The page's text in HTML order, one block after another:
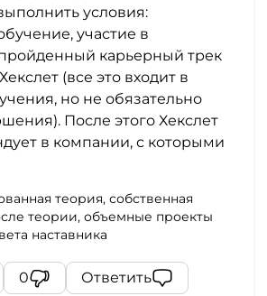
условия:
участие в
карьерный трек
(все это входит в
но не обязательно
После этого Хекслет
в компании, с которыми
теория, собственная
теории, объемные проекты
наставника
0 Ответить